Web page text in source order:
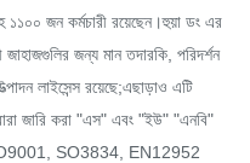
জন কর্মচারী রয়েছেন।হুয়া ডং এর
জন্য মান তদারকি, পরিদর্শন
লাইসেন্স রয়েছে;এছাড়াও এটি
জারি করা "এস" এবং "ইউ" "এনবি"
ISO9001, SO3834, EN12952